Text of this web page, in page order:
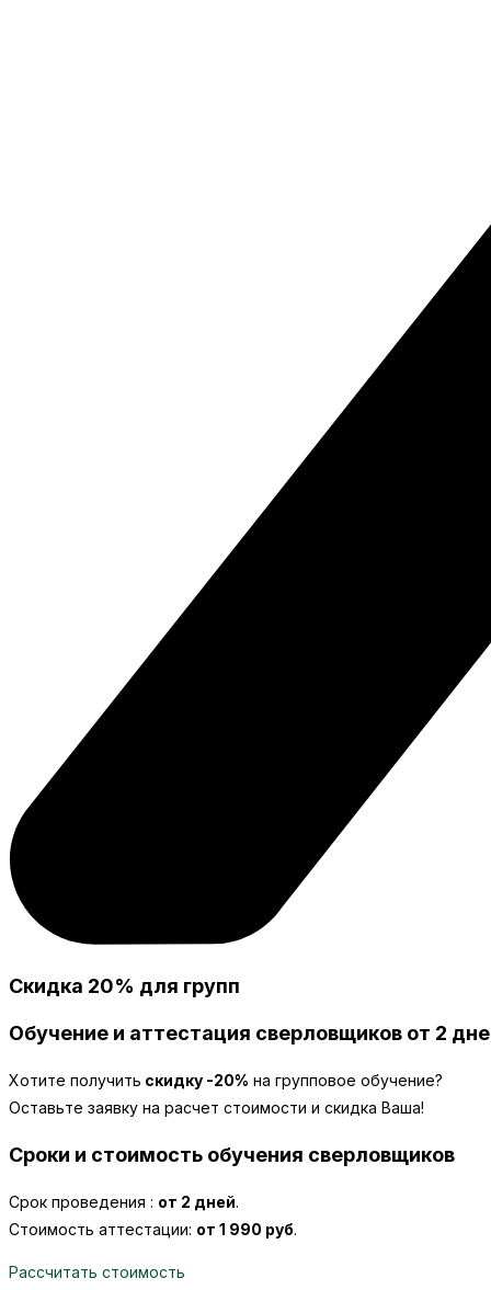
Скидка 20% для групп
Обучение и аттестация сверловщиков от 2
Хотите получить скидку -20% на групповое обучение?
Оставьте заявку на расчет стоимости и скидка Ваша!
Сроки и стоимость обучения сверловщиков
Срок проведения : от 2 дней.
Стоимость аттестации: от 1 990 руб.
Рассчитать стоимость